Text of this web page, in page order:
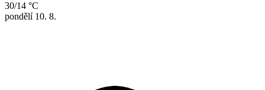
30/14 °C
pondělí 10. 8.